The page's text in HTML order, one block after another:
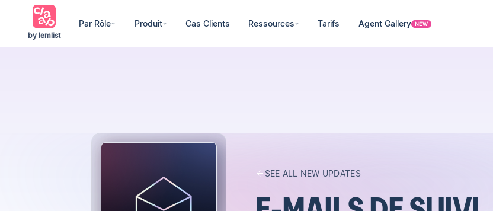
by lemlist
Par Rôle Produit Cas Clients Ressources Tarifs Agent Gallery NEW
SEE ALL NEW UPDATES